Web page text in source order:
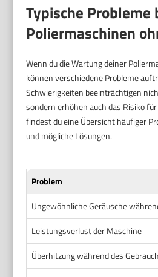
Typische Probleme
Poliermaschinen
Wenn du die Wartung deiner
können verschiedene Probleme
Schwierigkeiten beeinträchtigen
sondern erhöhen auch das Risiko
findest du eine Übersicht häufiger
und mögliche Lösungen.
Problem
Ungewöhnliche Geräusche
Leistungsverlust der Maschine
Überhitzung während des